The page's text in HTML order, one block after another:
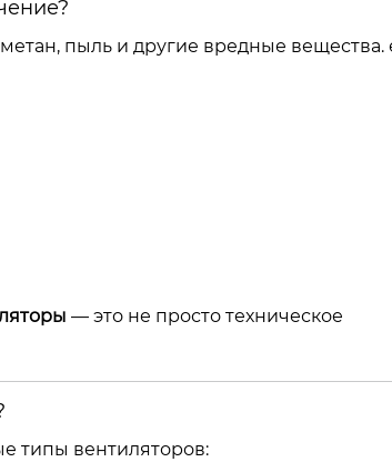
пыль и другие вредные вещества.
— это не просто техническое
типы вентиляторов: